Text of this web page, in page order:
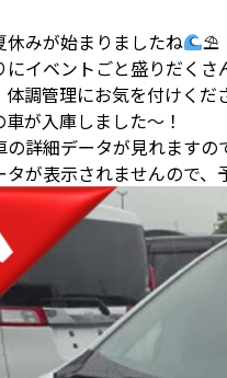
みが始まりましたね
⛱
イベントごと盛りだくさ
調管理にお気を付けくだ
が入庫しました～！
詳細データが見れます
が表示されませんので、